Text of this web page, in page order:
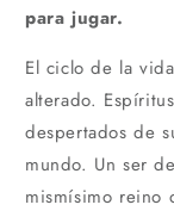
para jugar.
El ciclo de la
alterado.
despertados de
mundo. Un ser
mismísimo reino